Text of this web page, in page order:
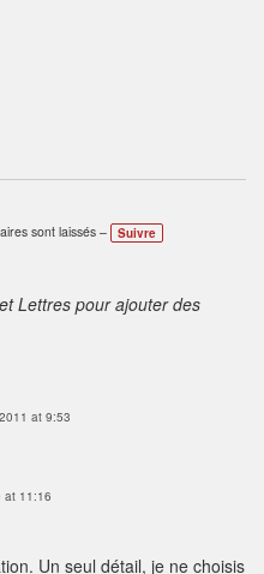
sont laissés –
Suivre
Lettres pour ajouter des
at 9:53
at 11:16
Un seul détail, je ne choisis